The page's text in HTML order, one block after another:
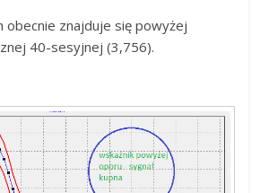
obecnie znajduje się powyżej
40-sesyjnej (3,756).